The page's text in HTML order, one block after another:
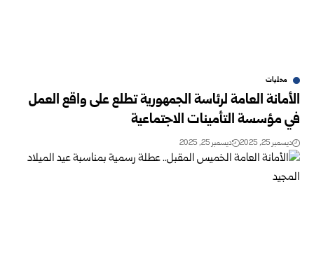
محليات
الأمانة العامة لرئاسة الجمهورية تطلع على واقع العمل
في مؤسسة التأمينات الاجتماعية
ديسمبر 25, 2025 ديسمبر 25, 2025